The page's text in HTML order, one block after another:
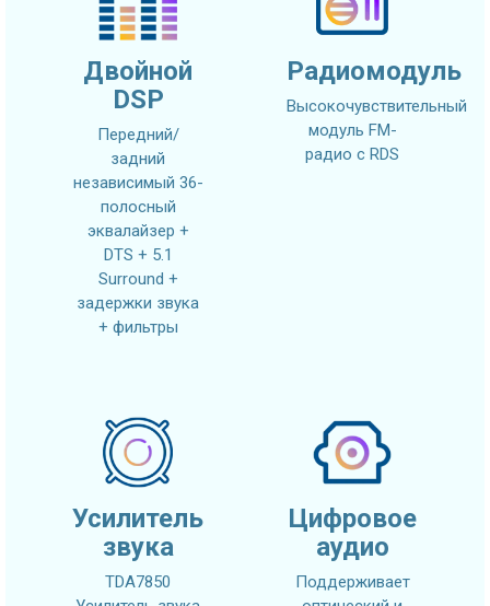
Двойной
DSP
Передний/
задний
независимый 36-
полосный
эквалайзер +
DTS + 5.1
Surround +
задержки звука
+ фильтры
Радиомодуль
Высокочувствительный
модуль FM-
радио с RDS
Усилитель
звука
TDA7850
Цифровое
аудио
Поддерживает